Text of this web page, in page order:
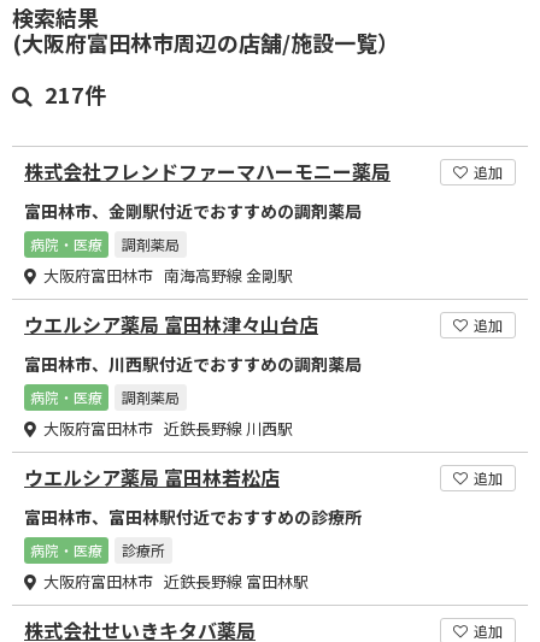
検索結果
(大阪府富田林市周辺の店舗/施設一覧）
217件
株式会社フレンドファーマハーモニー薬局 追加
富田林市、金剛駅付近でおすすめの調剤薬局
病院・医療 調剤薬局
大阪府富田林市 南海高野線 金剛駅
ウエルシア薬局 富田林津々山台店 追加
富田林市、川西駅付近でおすすめの調剤薬局
病院・医療 調剤薬局
大阪府富田林市 近鉄長野線 川西駅
ウエルシア薬局 富田林若松店 追加
富田林市、富田林駅付近でおすすめの診療所
病院・医療 診療所
大阪府富田林市 近鉄長野線 富田林駅
株式会社せいきキタバ薬局 追加